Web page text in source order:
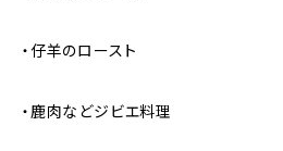
・仔羊のロースト
・鹿肉などジビエ料理